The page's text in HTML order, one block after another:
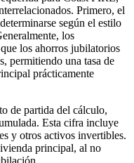
Primero, el
según el estilo
los
los ahorros jubilatorios
permitiendo una tasa de
prácticamente
de partida del cálculo,
Esta cifra incluye
y otros activos invertibles.
principal, al no